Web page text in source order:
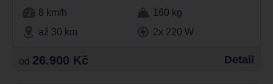
8 km/h
160 kg
až 30 km
2x 220 W
od 26.900 Kč Detail